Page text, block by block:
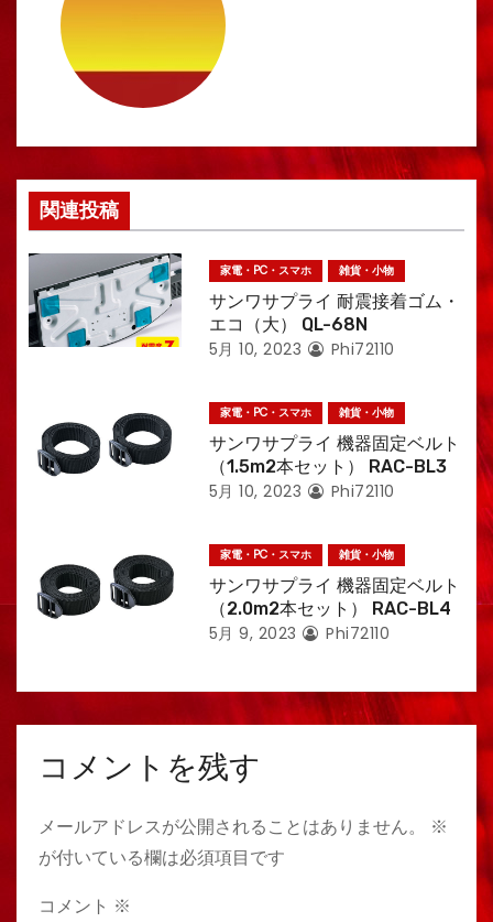
ゲ
ー
ョ
ン
関連投稿
家電・PC・スマホ 雑貨・小物
サンワサプライ 耐震接着ゴム・
エコ（大） QL-68N
5月 10, 2023 Phi72110
家電・PC・スマホ 雑貨・小物
サンワサプライ 機器固定ベルト
（1.5m2本セット） RAC-BL3
5月 10, 2023 Phi72110
家電・PC・スマホ 雑貨・小物
サンワサプライ 機器固定ベルト
（2.0m2本セット） RAC-BL4
5月 9, 2023 Phi72110
コメントを残す
メールアドレスが公開されることはありません。
※
が付いている欄は必須項目です
コメント ※